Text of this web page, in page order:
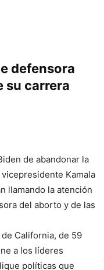
defensora
su carrera
de abandonar la
Kamala
llamando la atención
del aborto y de las
California, de 59
a los líderes
políticas que